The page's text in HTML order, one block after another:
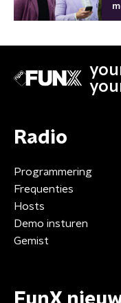
Radio
Programmering
Frequenties
Hosts
Demo insturen
Gemist